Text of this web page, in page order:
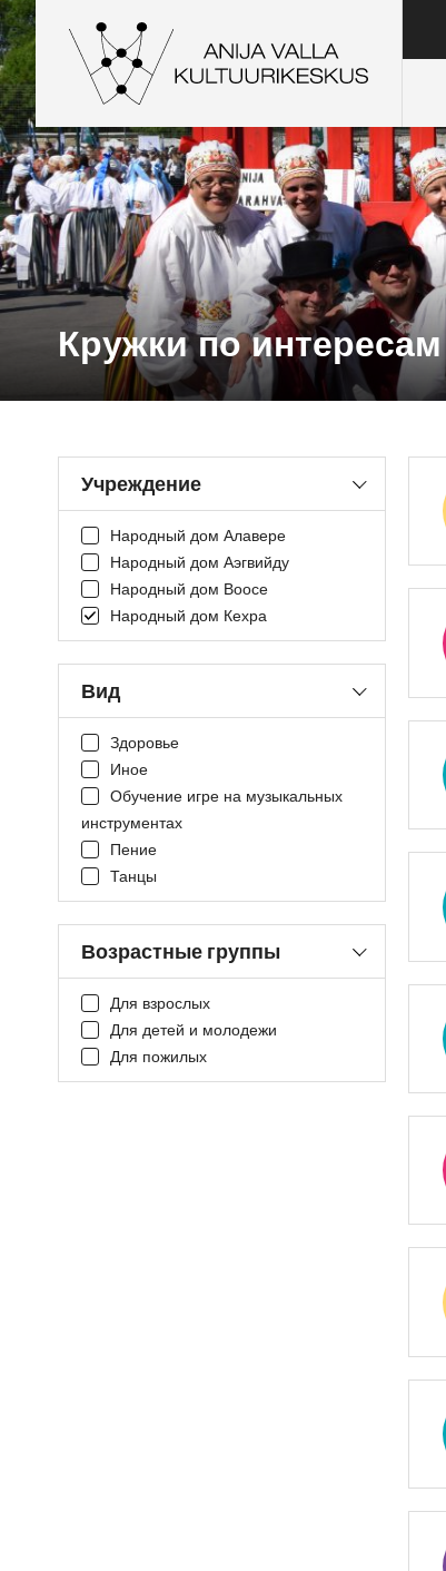
Кружки по интересам
Учреждение
Народный дом Алавере
Народный дом Аэгвийду
Народный дом Воосе
Народный дом Кехра
Вид
Здоровье
Иное
Обучение игре на музыкальных
инструментах
Пение
Танцы
Возрастные группы
Для взрослых
Для детей и молодежи
Для пожилых